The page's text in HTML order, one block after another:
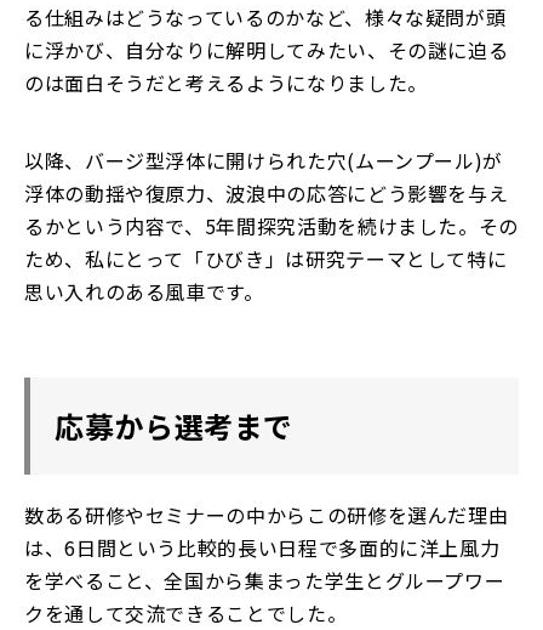
る仕組みはどうなっているのかなど、様々な疑問が頭
に浮かび、自分なりに解明してみたい、その謎に迫る
のは面白そうだと考えるようになりました。
以降、バージ型浮体に開けられた穴(ムーンプール)が
浮体の動揺や復原力、波浪中の応答にどう影響を与え
るかという内容で、5年間探究活動を続けました。その
ため、私にとって「ひびき」は研究テーマとして特に
思い入れのある風車です。
応募から選考まで
数ある研修やセミナーの中からこの研修を選んだ理由
は、6日間という比較的長い日程で多面的に洋上風力
を学べること、全国から集まった学生とグループワー
クを通して交流できることでした。